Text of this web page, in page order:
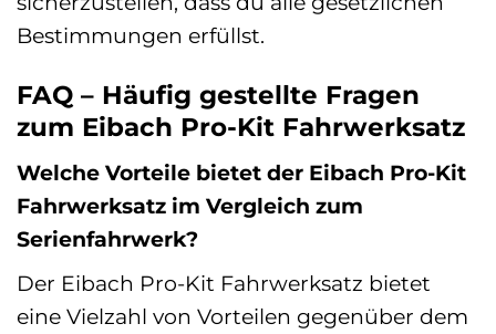
Bestimmungen erfüllst.
FAQ – Häufig gestellte Fragen
zum Eibach Pro-Kit Fahrwerksatz
Welche Vorteile bietet der Eibach Pro-Kit
Fahrwerksatz im Vergleich zum
Serienfahrwerk?
Der Eibach Pro-Kit Fahrwerksatz bietet
eine Vielzahl von Vorteilen gegenüber dem